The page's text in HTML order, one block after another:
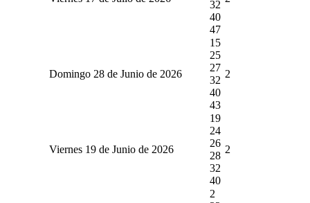
32
40
47
Domingo 28 de Junio de 2026
15
25
27
32
40
43
2
Viernes 19 de Junio de 2026
19
24
26
28
32
40
2
2